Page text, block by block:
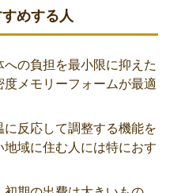
めする人
の負担を最小限に抑えた
メモリーフォームが最適
反応して調整する機能を
域に住む人には特におす